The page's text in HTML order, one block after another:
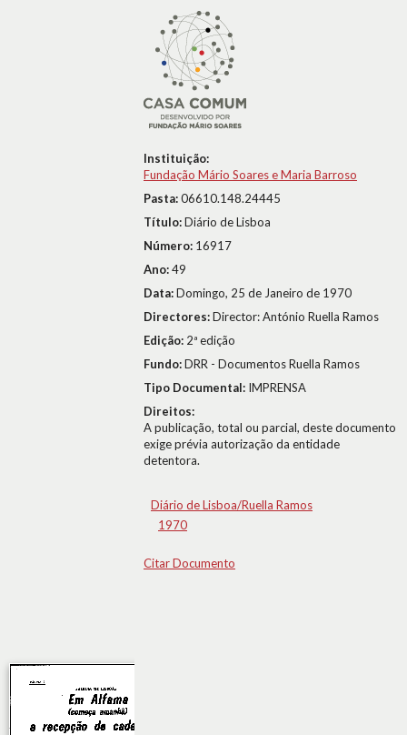
Instituição:
Fundação Mário Soares e Maria Barroso
Pasta:06610.148.24445
Título:Diário de Lisboa
Número: 16917
Ano:49
Data:Domingo, 25 de Janeiro de 1970
Directores:Director: António Ruella Ramos
Edição: 2ª edição
Fundo:DRR - Documentos Ruella Ramos
Tipo Documental: IMPRENSA
Direitos:
A publicação, total ou parcial, deste documento
exige prévia autorização da entidade
detentora.
Diário de Lisboa/Ruella Ramos
1970
Citar Documento